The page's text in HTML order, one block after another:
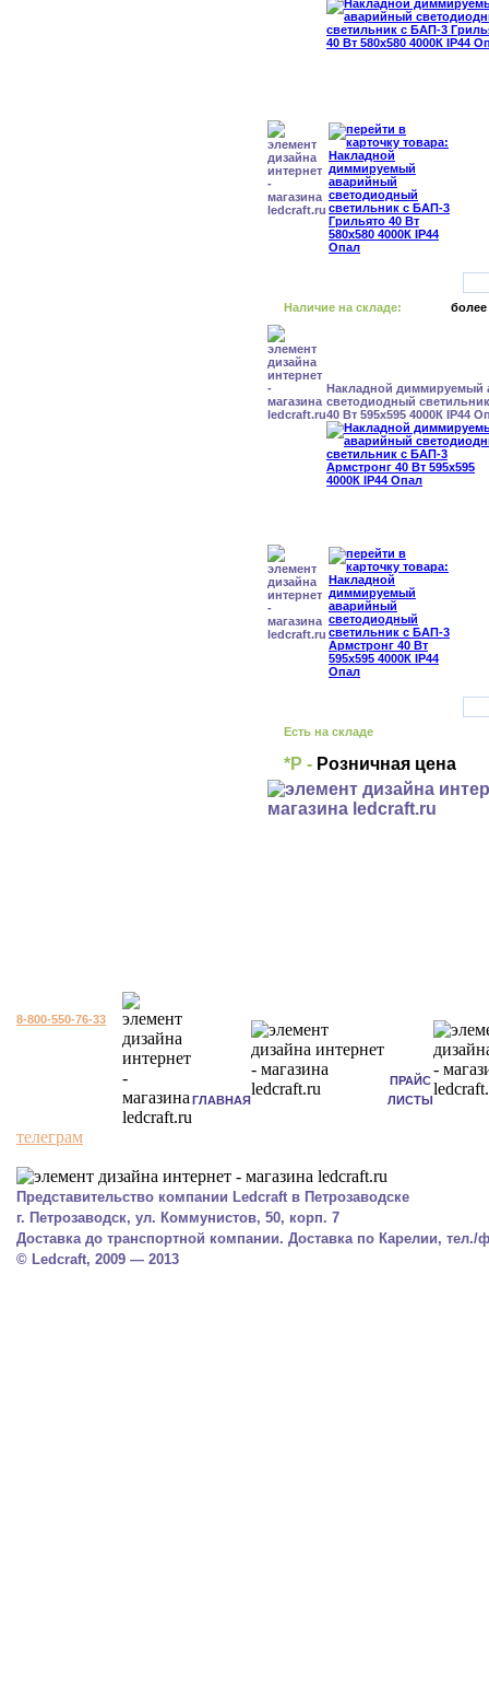
Наличие на складе: более
Накладной диммируемый
светодиодный
40 Вт 595x595 4000К IP44
Есть на складе
*Р - Розничная цена
8-800-550-76-33
ГЛАВНАЯ
ПРАЙС
ЛИСТЫ
телеграм
Представительство компании Ledcraft в Петрозаводске
г. Петрозаводск, ул. Коммунистов, 50, корп. 7
Доставка до транспортной компании. Доставка по Карелии, тел./
© Ledcraft, 2009 — 2013